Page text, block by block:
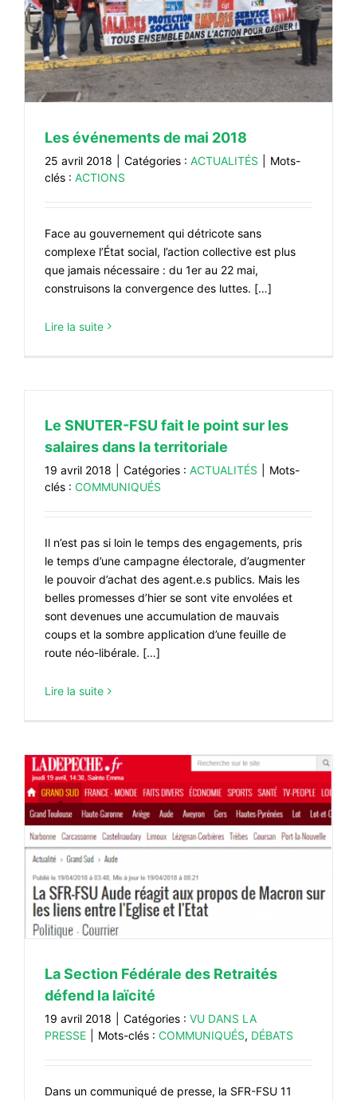
Les événements de mai 2018
25 avril 2018 Catégories : ACTUALITÉS
Mots-
clés : ACTIONS
Face au gouvernement qui détricote sans
complexe l’État social, l’action collective est plus
que jamais nécessaire : du 1er au 22 mai,
construisons la convergence des luttes. […]
Lire la suite
Le SNUTER-FSU fait le point sur les
salaires dans la territoriale
19 avril 2018 Catégories : ACTUALITÉS
Mots-
clés : COMMUNIQUÉS
Il n’est pas si loin le temps des engagements, pris
le temps d’une campagne électorale, d’augmenter
le pouvoir d’achat des agent.e.s publics. Mais les
belles promesses d’hier se sont vite envolées et
sont devenues une accumulation de mauvais
coups et la sombre application d’une feuille de
route néo-libérale. […]
Lire la suite
La Section Fédérale des Retraités
défend la laïcité
19 avril 2018 Catégories : VU DANS LA
PRESSE
Mots-clés : COMMUNIQUÉS, DÉBATS
Dans un communiqué de presse, la SFR-FSU 11